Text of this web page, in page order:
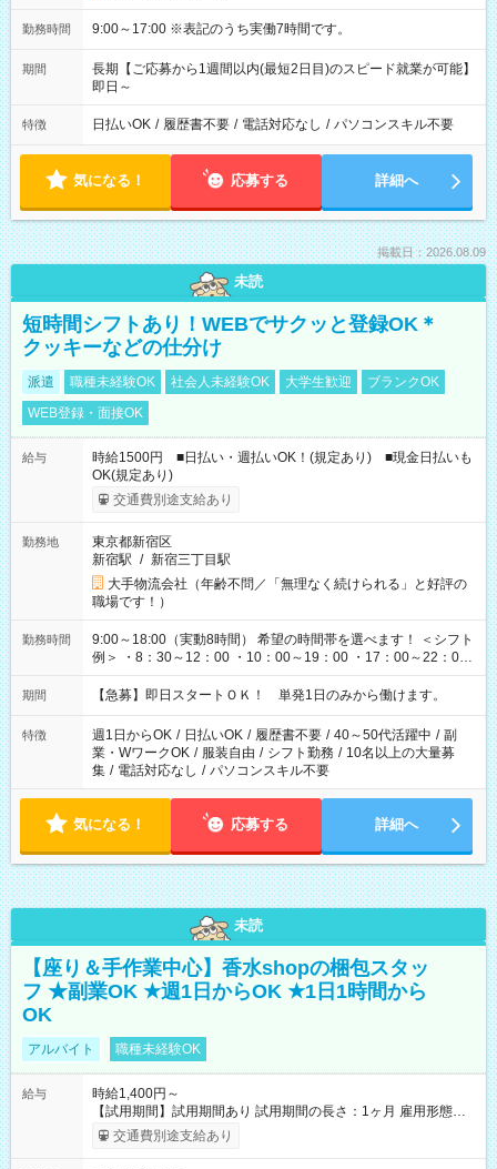
勤務時間 9:00～17:00 ※表記のうち実働7時間です。
期間
長期【ご応募から1週間以内(最短2日目)のスピード就業が可能】
即日～
特徴 日払いOK / 履歴書不要 / 電話対応なし / パソコンスキル不要
気になる！ 応募する 詳細へ
掲載日：2026.08.09
未読
短時間シフトあり！WEBでサクッと登録OK＊
クッキーなどの仕分け
派遣 職種未経験OK 社会人未経験OK 大学生歓迎
ブランクOK
WEB登録・面接OK
給与
時給1500円 ■日払い・週払いOK！(規定あり) ■現金日払いも
OK(規定あり)
交通費別途支給あり
勤務地
東京都新宿区
新宿駅 / 新宿三丁目駅
大手物流会社（年齢不問／「無理なく続けられる」と好評の
職場です！）
勤務時間
9:00～18:00（実動8時間） 希望の時間帯を選べます！ ＜シフト
例＞ ・8：30～12：00 ・10：00～19：00 ・17：00～22：00
・13：00～22：00 ・22：00～翌6：00 など
期間 【急募】即日スタートＯＫ！ 単発1日のみから働けます。
特徴 週1日からOK / 日払いOK / 履歴書不要 / 40～50代活躍中 / 副
業・WワークOK / 服装自由 / シフト勤務 / 10名以上の大量募
集 / 電話対応なし / パソコンスキル不要
気になる！ 応募する 詳細へ
未読
【座り＆手作業中心】香水shopの梱包スタッ
フ ★副業OK ★週1日からOK ★1日1時間から
OK
アルバイト 職種未経験OK
給与
時給1,400円～
【試用期間】試用期間あり 試用期間の長さ：1ヶ月 雇用形態、
給与は本採用時と同じです。
交通費別途支給あり